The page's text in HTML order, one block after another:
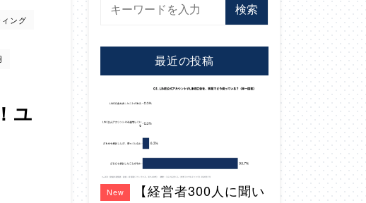
ング
ユ
検索
最近の投稿
New
【経営者300人に聞い